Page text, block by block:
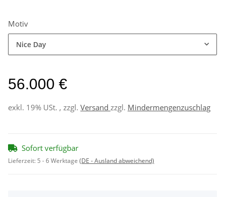
Motiv
Nice Day
56.000 €
exkl. 19% USt. , zzgl. Versand zzgl. Mindermengenzuschlag
Sofort verfügbar
Lieferzeit: 5 - 6 Werktage (DE - Ausland abweichend)